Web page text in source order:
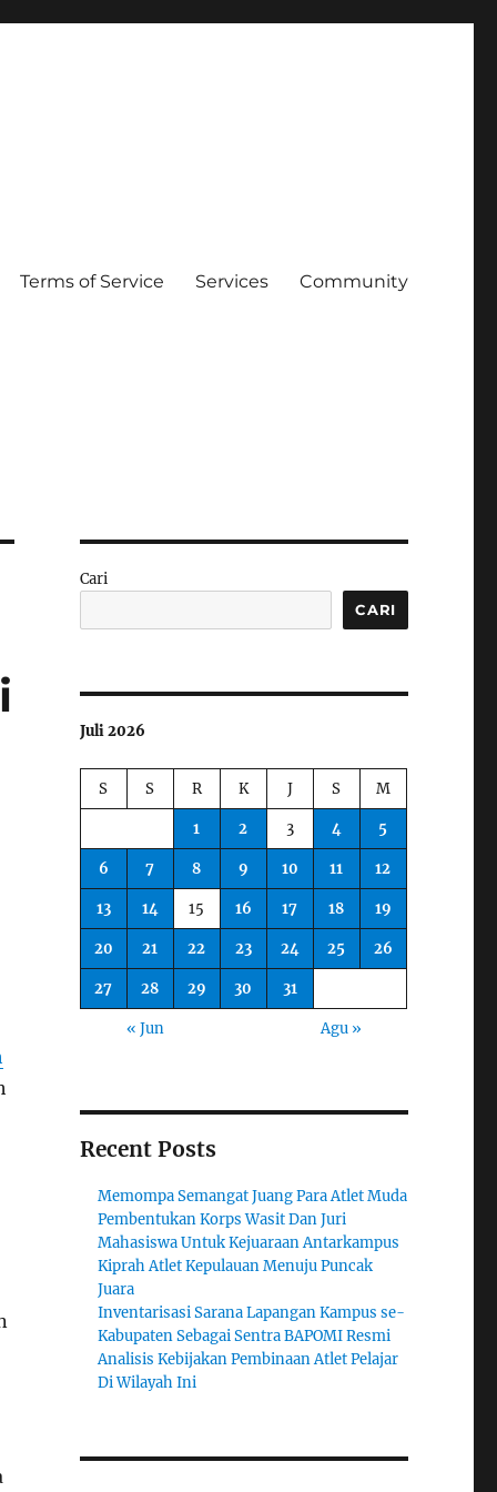
Terms of Service Services Community
Cari
CARI
Juli 2026
S S R K J S M
1 2 3 4 5
6 7 8 9 10 11 12
13 14 15 16 17 18 19
20 21 22 23 24 25 26
27 28 29 30 31
« Jun Agu »
Recent Posts
Memompa Semangat Juang Para Atlet Muda
Pembentukan Korps Wasit Dan Juri
Mahasiswa Untuk Kejuaraan Antarkampus
Kiprah Atlet Kepulauan Menuju Puncak
Juara
Inventarisasi Sarana Lapangan Kampus se-
Kabupaten Sebagai Sentra BAPOMI Resmi
Analisis Kebijakan Pembinaan Atlet Pelajar
Di Wilayah Ini